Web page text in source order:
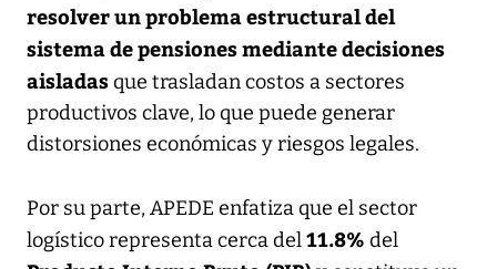
resolver un problema estructural del
sistema de pensiones mediante decisiones
aisladasque trasladan costos a sectores
productivos clave, lo que puede generar
distorsiones económicas y riesgos legales.
Por su parte, APEDE enfatiza que el sector
logístico representa cerca del11.8% del